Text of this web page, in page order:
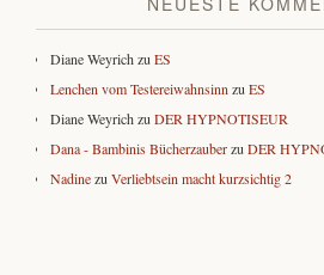
Diane Weyrich zu ES
Lenchen vom Testereiwahnsinn zu ES
Diane Weyrich zu DER HYPNOTISEUR
Dana - Bambinis Bücherzauberzu DER
Nadinezu Verliebtsein macht kurzsichtig 2